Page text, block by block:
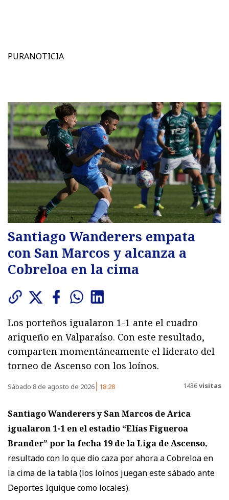
PURANOTICIA
Santiago Wanderers empata
con San Marcos y alcanza a
Cobreloa en la cima
Los porteños igualaron 1-1 ante el cuadro
ariqueño en Valparaíso. Con este resultado,
comparten momentáneamente el liderato del
torneo de Ascenso con los loínos.
Sábado 8 de agosto de 2026 18:28 1436visitas
Santiago Wanderers y San Marcos de Arica
igualaron 1-1 en el estadio “Elías Figueroa
Brander” por la fecha 19 de la Liga de Ascenso,
resultado con lo que dio caza por ahora a Cobreloa en
la cima de la tabla (los loínos juegan este sábado ante
Deportes Iquique como locales).